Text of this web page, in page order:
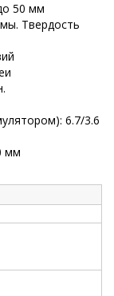
50 мм
Твердость
6.7/3.6
мм